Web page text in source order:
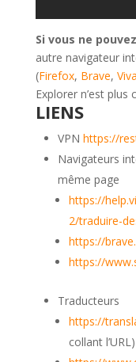
Si vous ne
autre navigateur
(Firefox, Brave,
Explorer n’est plus
LIENS
VPN https://
Navigateurs
même page
https://
2/traduire-
https://
https://
Traducteurs
https://
collant l’URL)